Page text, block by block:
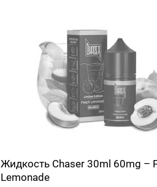
Жидкость Chaser 30ml 60mg –
Lemonade